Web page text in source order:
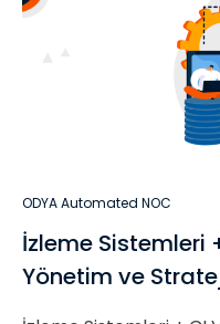
ODYA Automated NOC
İzleme Sistemleri
Yönetim ve